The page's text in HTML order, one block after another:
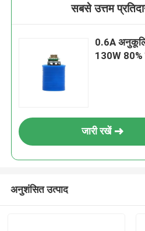
सबसे उत्तम
0.6A
130W 80%
जारी रखें
अनुशंसित उत्पाद